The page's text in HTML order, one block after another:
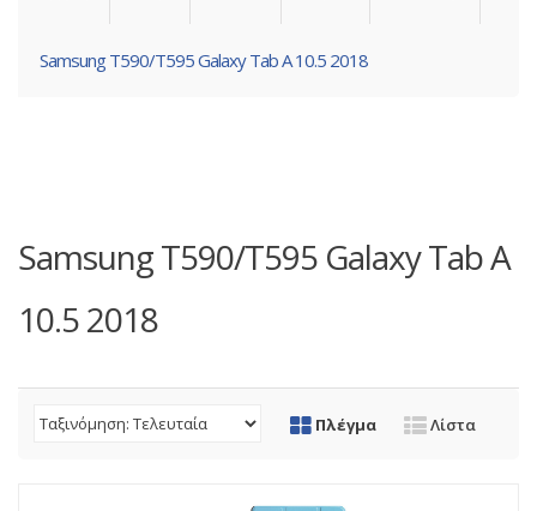
Samsung T590/T595 Galaxy Tab A 10.5 2018
Samsung T590/T595 Galaxy Tab A
10.5 2018
Πλέγμα Λίστα